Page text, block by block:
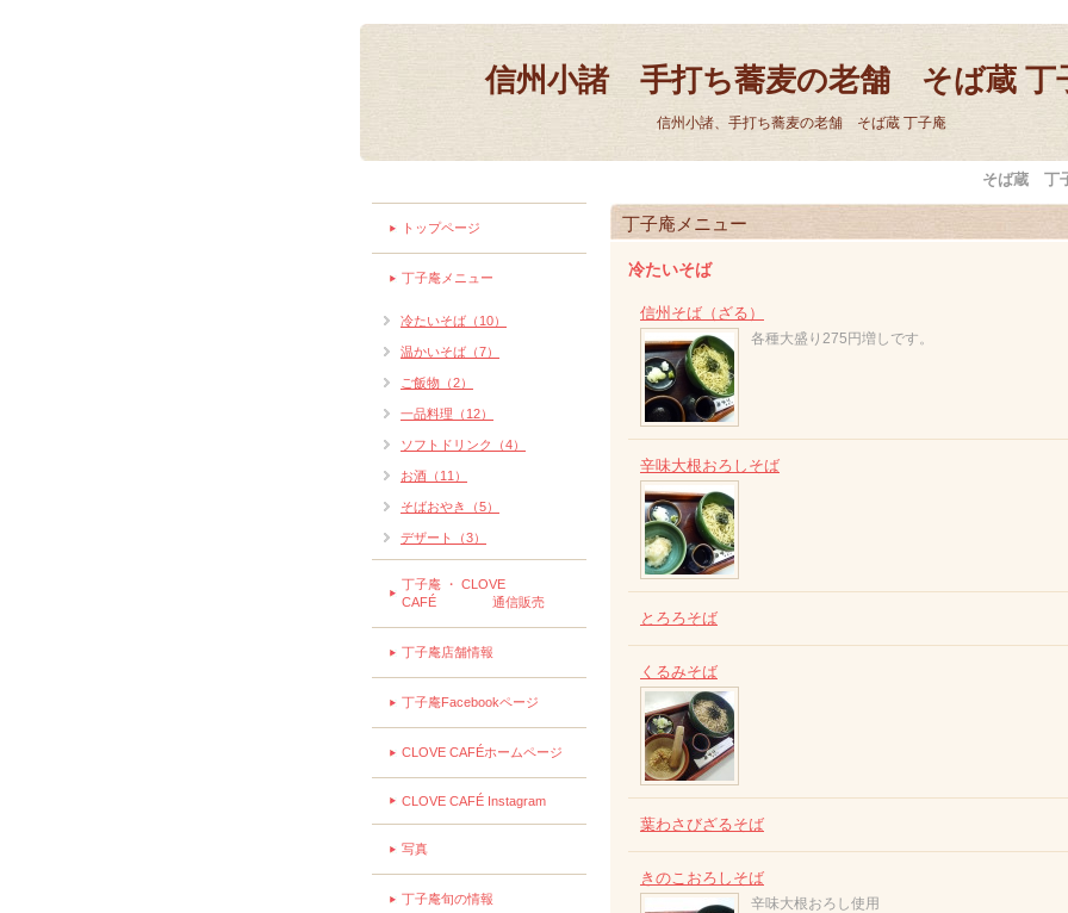
信州小諸 手打ち蕎麦の老舗 そば蔵 丁
信州小諸、手打ち蕎麦の老舗 そば蔵 丁子庵
そば蔵 丁
丁子庵メニュー
冷たいそば
信州そば（ざる）
各種大盛り275円増しです。
辛味大根おろしそば
とろろそば
くるみそば
葉わさびざるそば
きのこおろしそば
辛味大根おろし使用
トップページ
丁子庵メニュー
冷たいそば（10）
温かいそば（7）
ご飯物（2）
一品料理（12）
ソフトドリンク（4）
お酒（11）
そばおやき（5）
デザート（3）
丁子庵 ・ CLOVE
CAFÉ 通信販売
丁子庵店舗情報
丁子庵Facebookページ
CLOVE CAFÉホームページ
CLOVE CAFÉ Instagram
写真
丁子庵旬の情報